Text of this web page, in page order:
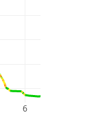
6